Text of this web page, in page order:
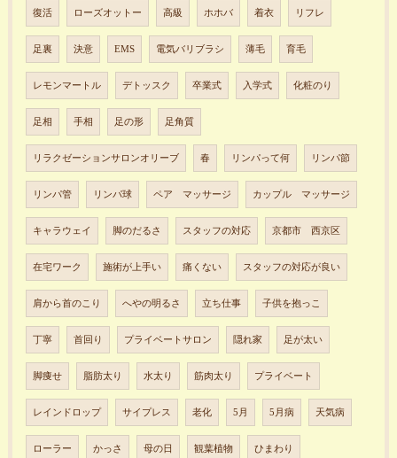
復活 ローズオットー 高級 ホホバ 着衣 リフレ
足裏 決意 EMS 電気バリブラシ 薄毛 育毛
レモンマートル デトッスク 卒業式 入学式 化粧のり
足相 手相 足の形 足角質
リラクゼーションサロンオリーブ 春 リンパって何 リンパ節
リンパ管 リンパ球 ペア マッサージ カップル マッサージ
キャラウェイ 脚のだるさ スタッフの対応 京都市 西京区
在宅ワーク 施術が上手い 痛くない スタッフの対応が良い
肩から首のこり へやの明るさ 立ち仕事 子供を抱っこ
丁寧 首回り プライベートサロン 隠れ家 足が太い
脚痩せ 脂肪太り 水太り 筋肉太り プライベート
レインドロップ サイプレス 老化 5月 5月病 天気病
ローラー かっさ 母の日 観葉植物 ひまわり